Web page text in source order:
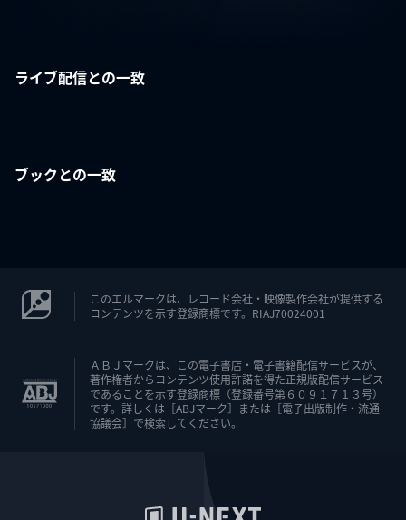
ライブ配信との一致
ブックとの一致
このエルマークは、レコード会社・映像製作会社が提供する
コンテンツを示す登録商標です。RIAJ70024001
ＡＢＪマークは、この電子書店・電子書籍配信サービスが、
著作権者からコンテンツ使用許諾を得た正規版配信サービス
であることを示す登録商標（登録番号第６０９１７１３号）
です。詳しくは［ABJマーク］または［電子出版制作・流通
協議会］で検索してください。